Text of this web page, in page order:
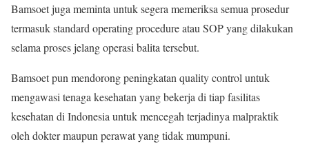
Bamsoet juga meminta untuk segera memeriksa semua prosedur
termasuk standard operating procedure atau SOP yang dilakukan
selama proses jelang operasi balita tersebut.
Bamsoet pun mendorong peningkatan quality control untuk
mengawasi tenaga kesehatan yang bekerja di tiap fasilitas
kesehatan di Indonesia untuk mencegah terjadinya malpraktik
oleh dokter maupun perawat yang tidak mumpuni.